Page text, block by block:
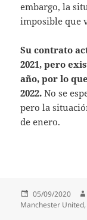
embargo, la
imposible que
Su contrato
2021, pero
año, por lo
2022. No se
pero la
de enero.
Publicado
el
05/09/2020
Manchester United,